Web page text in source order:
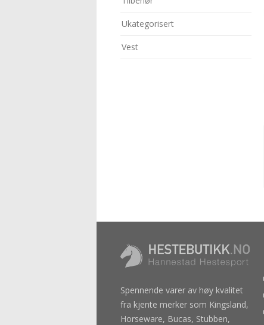
Ukategorisert
Vest
Spennende varer av høy kvalitet
fra kjente merker som Kingsland,
Horseware, Bucas, Stubben,